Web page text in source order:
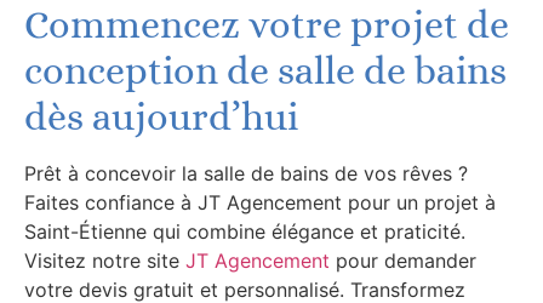
Commencez votre projet de
conception de salle de bains
dès aujourd’hui
Prêt à concevoir la salle de bains de vos rêves ?
Faites confiance à JT Agencement pour un projet à
Saint-Étienne qui combine élégance et praticité.
Visitez notre site JT Agencement pour demander
votre devis gratuit et personnalisé. Transformez